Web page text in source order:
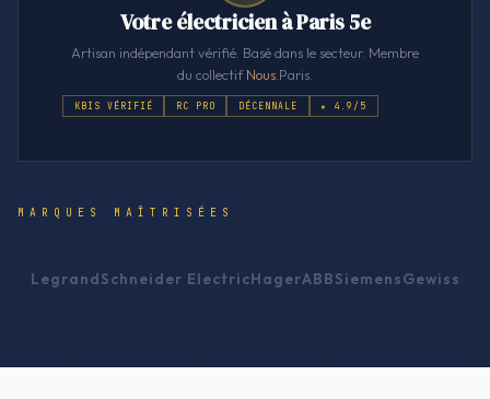
Votre électricien à Paris 5e
Artisan indépendant vérifié. Basé dans le secteur. Membre
du collectifNous .Paris.
KBIS VÉRIFIÉ RC PRO DÉCENNALE ★ 4.9/5
MARQUES MAÎTRISÉES
LegrandSchneider ElectricHagerABBSiemensGewiss